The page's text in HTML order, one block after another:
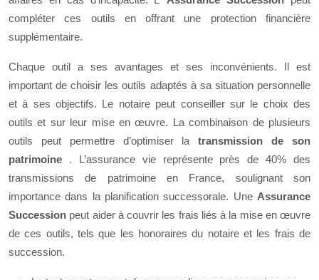
compléter ces outils en offrant une protection financière
supplémentaire.
Chaque outil a ses avantages et ses inconvénients. Il est
important de choisir les outils adaptés à sa situation personnelle
et à ses objectifs. Le notaire peut conseiller sur le choix des
outils et sur leur mise en œuvre. La combinaison de plusieurs
outils peut permettre d’optimiser latransmission de son
patrimoine . L’assurance vie représente près de 40% des
transmissions de patrimoine en France, soulignant son
importance dans la planification successorale. Une Assurance
Succession peut aider à couvrir les frais liés à la mise en œuvre
de ces outils, tels que les honoraires du notaire et les frais de
succession.